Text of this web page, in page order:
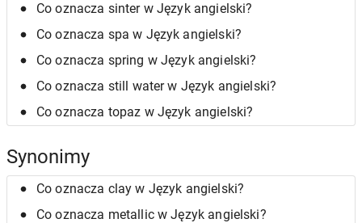
Co oznacza sinter w Język angielski?
Co oznacza spa w Język angielski?
Co oznacza spring w Język angielski?
Co oznacza still water w Język angielski?
Co oznacza topaz w Język angielski?
Synonimy
Co oznacza clay w Język angielski?
Co oznacza metallic w Język angielski?